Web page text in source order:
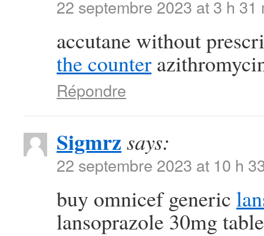
22 septembre 2023 at 3 h 31
accutane without
the counter
Répondre
Sigmrz says:
22 septembre 2023 at 10 h
buy omnicef generic
lansoprazole 30mg